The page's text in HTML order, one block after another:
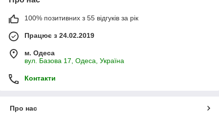
100% позитивних з 55 відгуків за рік
Працює з 24.02.2019
м. Одеса
вул. Базова 17, Одеса, Україна
Контакти
Про нас